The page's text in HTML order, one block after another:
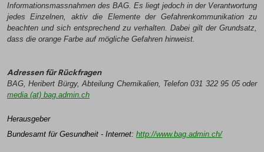
Informationsmass­nahmen des BAG. Es liegt jedoch in der Verantwortung
jedes Einzelnen, aktiv die Elemente der Gefahrenkommunikation zu
beachten und sich entsprechend zu verhalten. Dabei gilt der Grundsatz,
dass die orange Farbe auf mögliche Gefahren hinweist.
Adressen für Rückfragen
BAG,Heribert Bürgy, Abteilung Chemikalien, Telefon 031 322 95 05 oder
media (at) bag.admin.ch
Herausgeber
Bundesamt für Gesundheit - Internet: http://www.bag.admin.ch/
NEWSLETTER